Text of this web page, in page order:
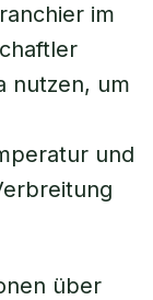
im
nutzen, um
und
über